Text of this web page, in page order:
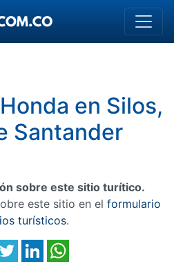
en Silos,
Santander
sobre este sitio turítico.
este sitio en el formulario
turísticos.